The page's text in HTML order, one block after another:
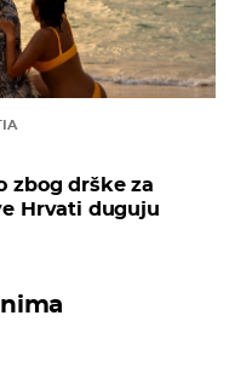
zbog drške za
Hrvati duguju